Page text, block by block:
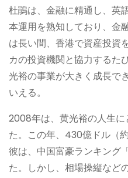
杜鵑は、金融に精通し、英
本運用を熟知しており、金
は長い間、香港で資産投資
カの投資機関と協力するた
光裕の事業が大きく成長で
いえる。
2008年は、黄光裕の人生
た。この年、430億ドル（
彼は、中国富豪ランキング
た。しかし、相場操縦など